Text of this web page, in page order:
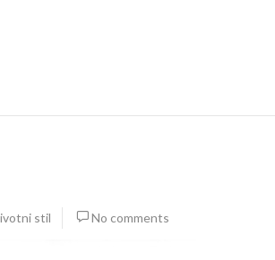
stil No comments